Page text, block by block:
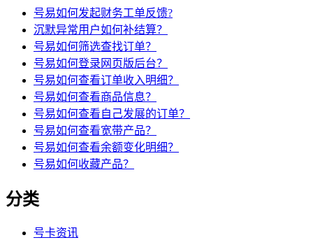
号易如何发起财务工单反馈?
沉默异常用户如何补结算？
号易如何筛选查找订单？
号易如何登录网页版后台？
号易如何查看订单收入明细？
号易如何查看商品信息？
号易如何查看自己发展的订单？
号易如何查看宽带产品？
号易如何查看余额变化明细？
号易如何收藏产品？
分类
号卡资讯